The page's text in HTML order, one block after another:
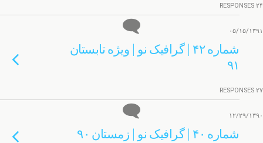
۲۴ RESPONSES
۰۵/۱۵/۱۳۹۱
شماره ۴۲ | گرافیک نو | ویژه تابستان
۹۱
۲۷ RESPONSES
۱۲/۲۹/۱۳۹۰
شماره ۴۰ | گرافیک نو | زمستان ۹۰